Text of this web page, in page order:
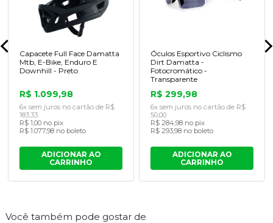
Capacete Full Face Damatta
Mtb, E-Bike, Enduro E
Downhill - Preto
R$ 1.099,98
6x sem juros no cartão de R$
183,33
R$ 1,00 no pix
R$ 1.077,98 no boleto
ADICIONAR AO
CARRINHO
Óculos Esportivo Ciclismo
Dirt Damatta -
Fotocromático -
Transparente
R$ 299,98
6x sem juros no cartão de R$
50,00
R$ 284,98 no pix
R$ 293,98 no boleto
ADICIONAR AO
CARRINHO
Você também pode gostar de